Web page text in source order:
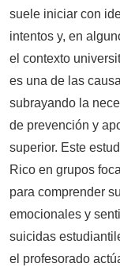
suele iniciar con
intentos y, en
el contexto
es una de las
subrayando la
de prevención y
superior. Este
Rico en grupos
para comprender
emocionales y
suicidas
el profesorado